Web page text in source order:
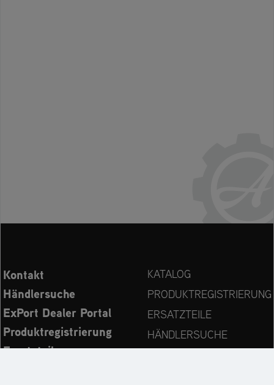
Kontakt
Händlersuche
ExPort Dealer Portal
Produktregistrierung
Ersatzteile
KATALOG
PRODUKTREGISTRIERUNG
ERSATZTEILE
HÄNDLERSUCHE